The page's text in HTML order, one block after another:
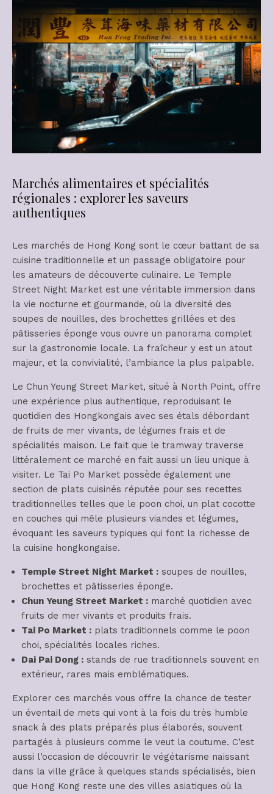
Marchés alimentaires et spécialités
régionales : explorer les saveurs
authentiques
Les marchés de Hong Kong sont le cœur battant de sa
cuisine traditionnelle et un passage obligatoire pour
les amateurs de découverte culinaire. Le Temple
Street Night Market est une véritable immersion dans
la vie nocturne et gourmande, où la diversité des
soupes de nouilles, des brochettes grillées et des
pâtisseries éponge vous ouvre un panorama complet
sur la gastronomie locale. La fraîcheur y est un atout
majeur, et la convivialité, l’ambiance la plus palpable.
Le Chun Yeung Street Market, situé à North Point, offre
une expérience plus authentique, reproduisant le
quotidien des Hongkongais avec ses étals débordant
de fruits de mer vivants, de légumes frais et de
spécialités maison. Le fait que le tramway traverse
littéralement ce marché en fait aussi un lieu unique à
visiter. Le Tai Po Market possède également une
section de plats cuisinés réputée pour ses recettes
traditionnelles telles que le poon choi, un plat cocotte
en couches qui mêle plusieurs viandes et légumes,
évoquant les saveurs typiques qui font la richesse de
la cuisine hongkongaise.
Temple Street Night Market : soupes de nouilles,
brochettes et pâtisseries éponge.
Chun Yeung Street Market : marché quotidien avec
fruits de mer vivants et produits frais.
Tai Po Market : plats traditionnels comme le poon
choi, spécialités locales riches.
Dai Pai Dong : stands de rue traditionnels souvent en
extérieur, rares mais emblématiques.
Explorer ces marchés vous offre la chance de tester
un éventail de mets qui vont à la fois du très humble
snack à des plats préparés plus élaborés, souvent
partagés à plusieurs comme le veut la coutume. C’est
aussi l’occasion de découvrir le végétarisme naissant
dans la ville grâce à quelques stands spécialisés, bien
que Hong Kong reste une des villes asiatiques où la